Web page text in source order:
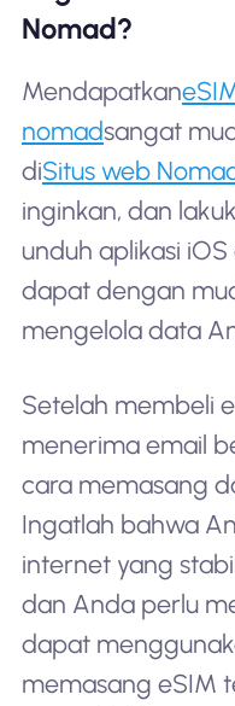
Nomad?
Mendapatkan
nomadsangat
diSitus web
inginkan, dan
unduh aplikasi
dapat dengan
mengelola data
Setelah membeli
menerima email
cara memasang
Ingatlah bahwa
internet yang
dan Anda perlu
dapat
memasang eSIM